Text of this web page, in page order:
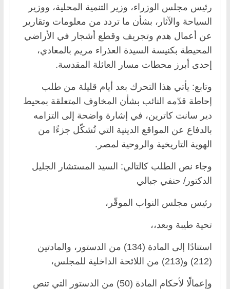
رئيس مجلس الوزراء، وزير التنمية المحلية، ووزير
السياحة والآثار، بشأن ما تردد من معلومات وتقارير
عن أعمال هدم وتجريف وقطع أشجار في الأراضي
المحيطة بكنيسة السيدة العذراء مريم بالمعادي،
إحدى أبرز محطات مسار العائلة المقدسة.
وتابع: يأتي هذا التحرك بعد أيام قليلة من طلب
إحاطة قدّمه النائب بشأن المخاوف المتعلقة بمحيط
دير سانت كاترين، في إشارة واضحة إلى التزامه
بالدفاع عن المواقع الدينية التي تُشكّل جزءًا من
الهوية التاريخية والروحية لمصر.
وجاء نص الطلب كالتالي: السيد المستشار الجليل
الدكتور/ حنفي جبالي
رئيس مجلس النواب الموقّر،
تحية طيبة وبعد،،
استنادًا إلى المادة (134) من الدستور، والمادتين
(212) و(213) من اللائحة الداخلية للمجلس،
وإعمالًا لأحكام المادة (50) من الدستور التي تنص